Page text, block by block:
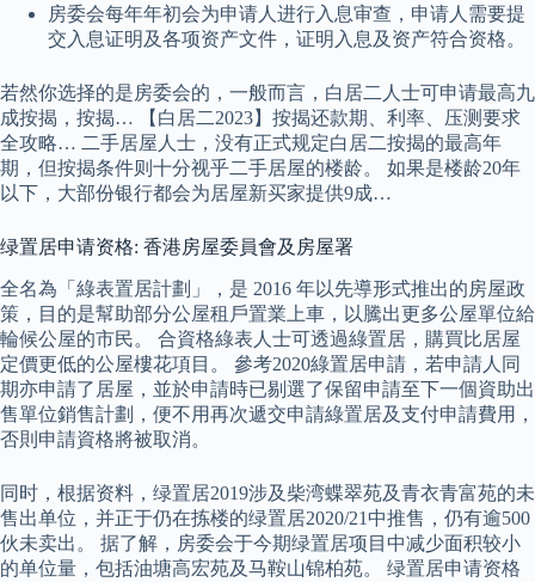
房委会每年年初会为申请人进行入息审查，申请人需要提
交入息证明及各项资产文件，证明入息及资产符合资格。
若然你选择的是房委会的，一般而言，白居二人士可申请最高九
成按揭，按揭… 【白居二2023】按揭还款期、利率、压测要求
全攻略… 二手居屋人士，没有正式规定白居二按揭的最高年
期，但按揭条件则十分视乎二手居屋的楼龄。 如果是楼龄20年
以下，大部份银行都会为居屋新买家提供9成…
绿置居申请资格: 香港房屋委員會及房屋署
全名為「綠表置居計劃」，是 2016 年以先導形式推出的房屋政
策，目的是幫助部分公屋租戶置業上車，以騰出更多公屋單位給
輪候公屋的市民。 合資格綠表人士可透過綠置居，購買比居屋
定價更低的公屋樓花項目。 參考2020綠置居申請，若申請人同
期亦申請了居屋，並於申請時已剔選了保留申請至下一個資助出
售單位銷售計劃，便不用再次遞交申請綠置居及支付申請費用，
否則申請資格將被取消。
同时，根据资料，绿置居2019涉及柴湾蝶翠苑及青衣青富苑的未
售出单位，并正于仍在拣楼的绿置居2020/21中推售，仍有逾500
伙未卖出。 据了解，房委会于今期绿置居项目中减少面积较小
的单位量，包括油塘高宏苑及马鞍山锦柏苑。 绿置居申请资格